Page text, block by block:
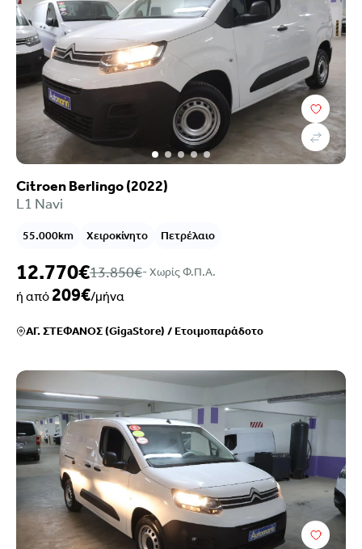
Citroen Berlingo (2022)
L1 Navi
55.000km Χειροκίνητο Πετρέλαιο
12.770€13.850€- Xωρίς Φ.Π.Α.
ή από209€/μήνα
ΑΓ. ΣΤΕΦΑΝΟΣ (GigaStore) /Ετοιμοπαράδοτο